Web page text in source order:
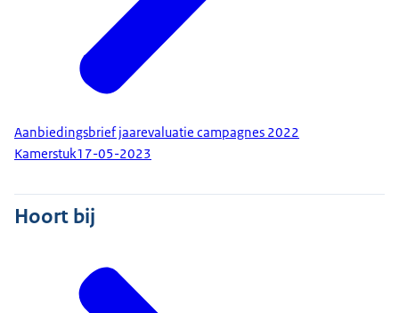
Aanbiedingsbrief jaarevaluatie campagnes 2022
Kamerstuk17-05-2023
Hoort bij